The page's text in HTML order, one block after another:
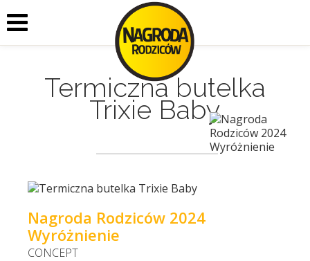
Termiczna butelka
Trixie Baby
Nagroda Rodziców 2024
Wyróżnienie
CONCEPT